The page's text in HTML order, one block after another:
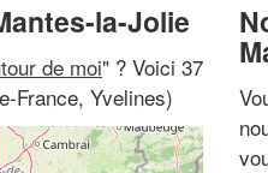
la-Jolie
de moi" ? Voici 37
France, Yvelines)